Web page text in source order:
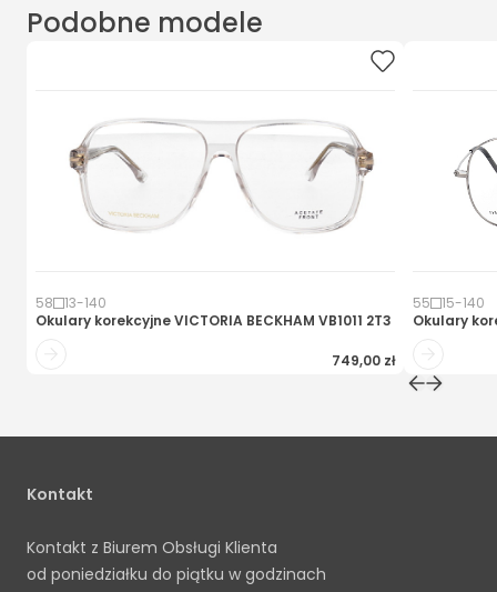
Podobne modele
58 13-140
Okulary korekcyjneVICTORIA BECKHAM VB1011 2T3
749,00 zł
55 15-140
Okulary
Kontakt
Kontakt z Biurem Obsługi Klienta
od poniedziałku do piątku w godzinach